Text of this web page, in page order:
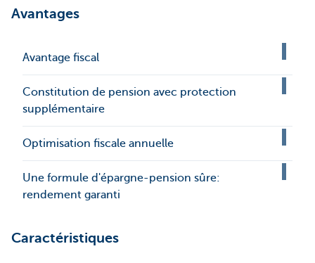
Avantages
Avantage fiscal
Constitution de pension avec protection
supplémentaire
Optimisation fiscale annuelle
Une formule d'épargne-pension sûre:
rendement garanti
Caractéristiques